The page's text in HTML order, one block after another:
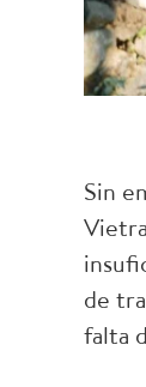
Sin
de
falta